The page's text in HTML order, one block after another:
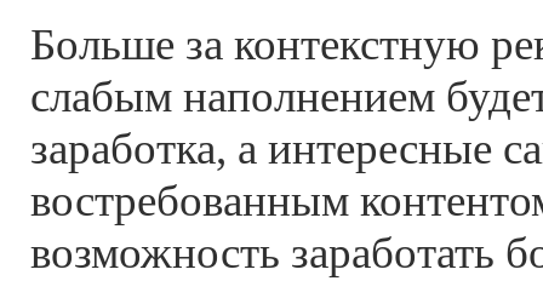
Больше за контекстную
слабым наполнением
заработка, а интересные
востребованным
возможность заработать